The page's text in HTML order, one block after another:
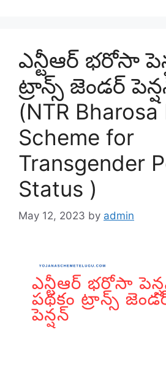
ఎన్టీఆర్ భరోసా
ట్రాన్స్ జెండర్
(NTR Bharosa
Scheme for
Transgender
Status )
May 12, 2023 by admin